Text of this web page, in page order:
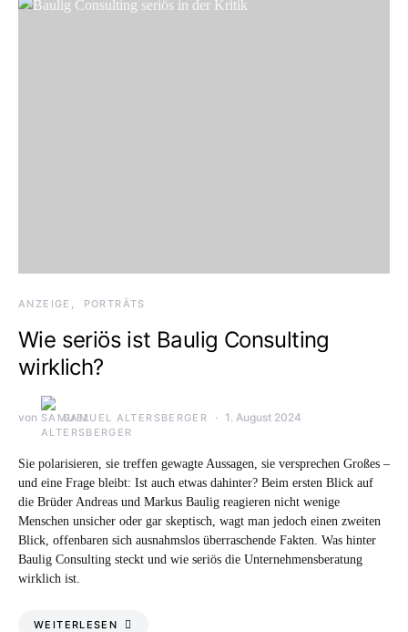
ANZEIGE PORTRÄTS
Wie seriös ist Baulig Consulting
wirklich?
von SAMUEL ALTERSBERGER 1. August 2024
Sie polarisieren, sie treffen gewagte Aussagen, sie versprechen Großes –
und eine Frage bleibt: Ist auch etwas dahinter? Beim ersten Blick auf
die Brüder Andreas und Markus Baulig reagieren nicht wenige
Menschen unsicher oder gar skeptisch, wagt man jedoch einen zweiten
Blick, offenbaren sich ausnahmslos überraschende Fakten. Was hinter
Baulig Consulting steckt und wie seriös die Unternehmensberatung
wirklich ist.
WEITERLESEN